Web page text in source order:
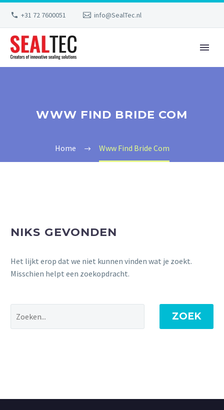
+31 72 7600051 info@SealTec.nl
WWW FIND BRIDE COM
Home Www Find Bride Com
NIKS GEVONDEN
Het lijkt erop dat we niet kunnen vinden wat je zoekt.
Misschien helpt een zoekopdracht.
ZOEK